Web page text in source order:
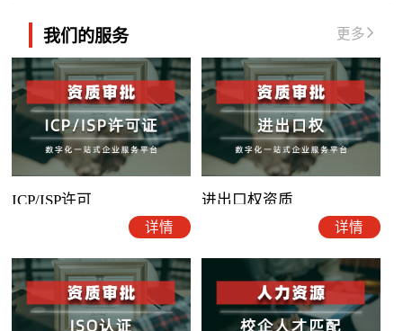
我们的服务 更多
ICP/ISP许可
详情
进出口权资质
详情